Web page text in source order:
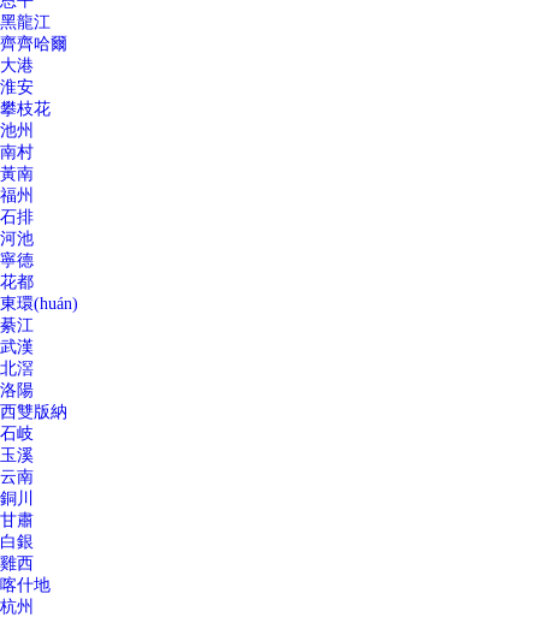
黑龍江
齊齊哈爾
大港
淮安
攀枝花
池州
南村
黃南
福州
石排
河池
寧德
花都
東環(huán)
綦江
武漢
北滘
洛陽
西雙版納
石岐
玉溪
云南
銅川
甘肅
白銀
雞西
喀什地
杭州